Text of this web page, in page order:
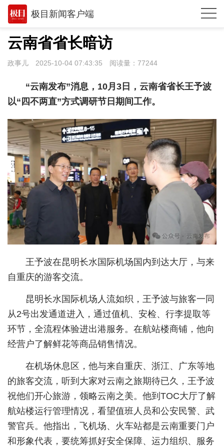
极目新闻客户端
推荐
观点
湖北
武汉
世相
环球
专题
极客圈
经济
城建
科教
健康
悠游
相亲
汽车
房产
消费
创意
文化
云南省省长暗访
政事儿 2025-10-04 07:43:35 阅读量： 77244
“云南发布”消息，10月3日，云南省省长王予波
以“四不两直”方式调研节日期间工作。
王予波在昆明长水国际机场国内到达大厅，与来
自重庆的游客交流。
昆明长水国际机场人流如织，王予波与旅客一同
从2号出发通道进入，通过值机、安检、行李提取等
环节，全流程体验进出港服务。在航站楼商铺，他向
经营户了解鲜花等商品销售情况。
在机场休息区，他与来自重庆、浙江、广东等地
的旅客交流，听到大家对云南之旅期待已久，王予波
祝他们开心旅游，领略云南之美。他到TOC大厅了解
航站楼运行管理情况，看望值班人员和公安民警、武
警官兵。他指出，飞机场、火车站都是云南重要门户
和形象代表，要统筹抓好安全保障、运力组织、服务